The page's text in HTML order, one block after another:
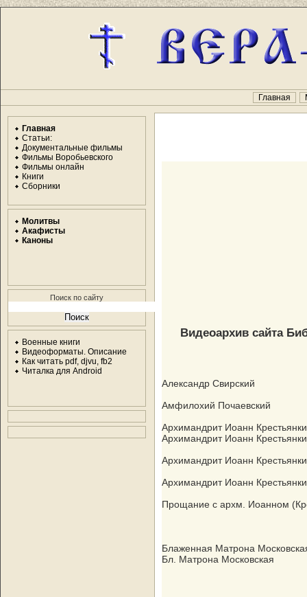
Главная
Главная
Статьи:
Документальные фильмы
Фильмы Воробьевского
Фильмы онлайн
Книги
Сборники
Молитвы
Акафисты
Каноны
Поиск по сайту
Военные книги
Видеоформаты. Описание
Как читать pdf, djvu, fb2
Читалка для Android
Видеоархив сайта
Александр Свирский
Амфилохий Почаевский
Архимандрит Иоанн
Архимандрит Иоанн
Архимандрит Иоанн
Архимандрит Иоанн
Прощание с архм. Иоанном
Блаженная Матрона
Бл. Матрона Московская